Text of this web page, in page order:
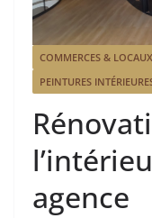
COMMERCES &
PEINTURES
agence